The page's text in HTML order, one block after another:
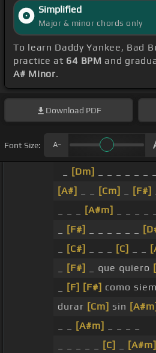
Simplified
Major & minor chords only
To learn Daddy Yankee, Bad
practice at 64 BPM and
A# Minor.
Download PDF
Font Size:
[Dm]
[A#]
[Cm] [F#]
[A#m]
[F#]
[C#] [C]
[F#] _ que quiero
[F] [F#] como
durar [Cm] sin [A#m]
[A#m]
[C] [A#m]